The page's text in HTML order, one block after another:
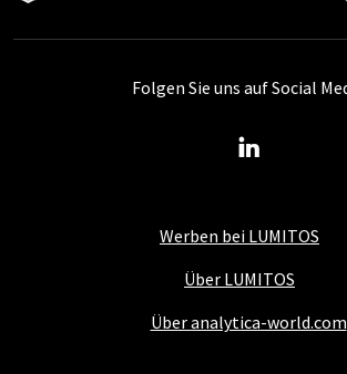
Werben bei LUMITOS
Über LUMITOS
Über analytica-world.com
Folgen Sie uns auf Social